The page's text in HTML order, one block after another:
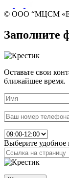
© ООО “МЦСМ
Заполните
Оставьте свои
ближайшее время.
Выберите удобное